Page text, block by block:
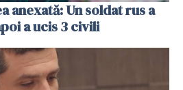
anexată: Un soldat rus a
a ucis 3 civili